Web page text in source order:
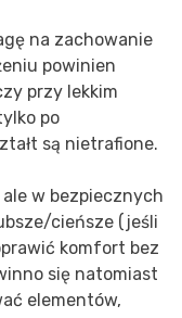
na zachowanie
powinien
przy lekkim
po
są nietrafione.
w bezpiecznych
cieńsze (jeśli
komfort bez
się natomiast
elementów,